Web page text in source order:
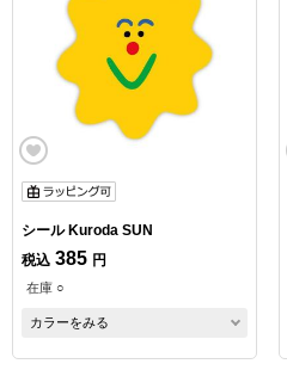
シール Kuroda SUN
税込 385 円
在庫 ○
カラーをみる